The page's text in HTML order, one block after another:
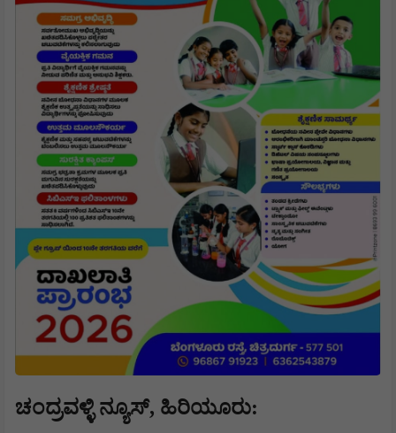
ಚಂದ್ರವಳ್ಳಿ ನ್ಯೂಸ್, ಹಿರಿಯೂರು: